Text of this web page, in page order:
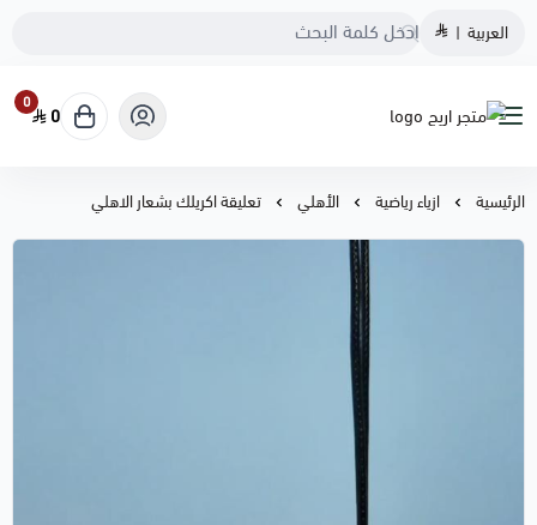
العربية |
متجر اريج
0
0
الرئيسية ازياء رياضية الأهلي تعليقة اكريلك بشعار الاهلي